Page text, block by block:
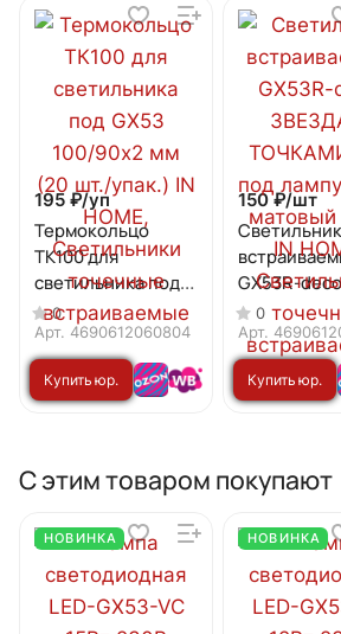
195 ₽/уп
Термокольцо
ТК100 для
светильника под
GX53 100/90х2 мм
(20 шт./упак.) IN
HOME
0
Арт. 4690612060804
Купить юр.
150 ₽/шт
Светильник
GX53R-deco
ЗВЕЗДА С
ТОЧКАМИ-
лампу GX53
матовый
HOME
0
Арт.
Купить юр.
С этим товаром покупают
НОВИНКА НОВИНКА